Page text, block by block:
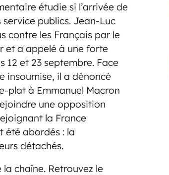
étudie si l’arrivée de
publics. Jean-Luc
contre les Français par le
et a appelé à une forte
12 et 23 septembre. Face
insoumise, il a dénoncé
plat à Emmanuel Macron
une opposition
la France
été abordés : la
détachés.
chaîne. Retrouvez le